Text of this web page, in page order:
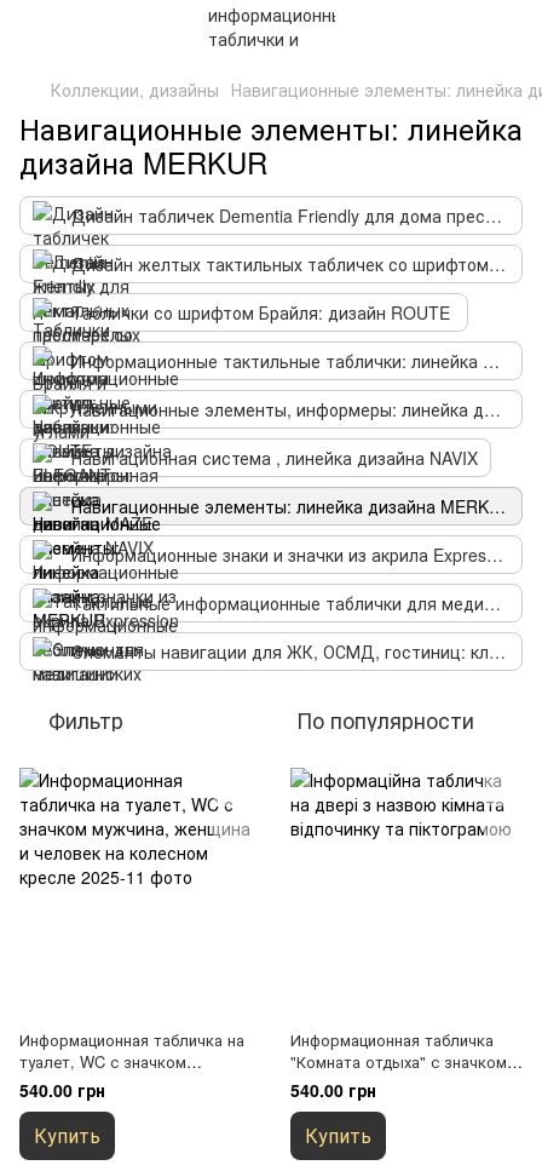
Коллекции, дизайны Навигационные элементы: линейка
Навигационные элементы: линейка
дизайна MERKUR
Дизайн табличек Dementia Friendly для дома престарелых
Дизайн желтых тактильных табличек со шрифтом Брайля и закругленными углами
Таблички со шрифтом Брайля: дизайн ROUTE
Информационные тактильные таблички: линейка дизайна ELEGANT
Навигационные элементы, информеры: линейка дизайна MAZE
Навигационная система , линейка дизайна NAVIX
Навигационные элементы: линейка дизайна MERKUR
Информационные знаки и значки из акрила Expression
Тактильные информационные таблички для медицинских учреждений со шрифтом Брайля
Элементы навигации для ЖК, ОСМД, гостиниц: классический дизайн Numi
Фильтр По популярности
Информационная табличка на
туалет, WC с значком
мужчина, женщина и человек
на колесном кресле
540.00 грн
Купить
Информационная табличка
"Комната отдыха" с значком.
Универсальный дизайн,
металлическая с креплением
в комплекте
540.00 грн
Купить